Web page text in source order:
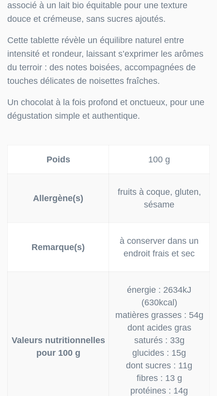
associé à un lait bio équitable pour une texture
douce et crémeuse, sans sucres ajoutés.
Cette tablette révèle un équilibre naturel entre
intensité et rondeur, laissant s’exprimer les arômes
du terroir : des notes boisées, accompagnées de
touches délicates de noisettes fraîches.
Un chocolat à la fois profond et onctueux, pour une
dégustation simple et authentique.
Poids 100 g
Allergène(s)
fruits à coque, gluten,
sésame
Remarque(s)
à conserver dans un
endroit frais et sec
Valeurs nutritionnelles
pour 100 g
énergie : 2634kJ
(630kcal)
matières grasses : 54g
dont acides gras
saturés : 33g
glucides : 15g
dont sucres : 11g
fibres : 13 g
protéines : 14g